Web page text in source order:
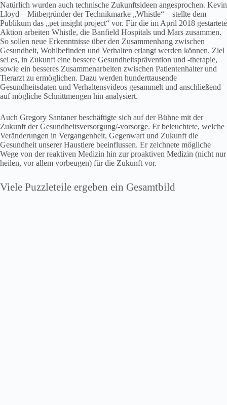
Natürlich wurden auch technische Zukunftsideen angesprochen. Kevin
Lloyd – Mitbegründer der Technikmarke „Whistle“ – stellte dem
Publikum das „pet insight project“ vor. Für die im April 2018 gestartete
Aktion arbeiten Whistle, die Banfield Hospitals und Mars zusammen.
So sollen neue Erkenntnisse über den Zusammenhang zwischen
Gesundheit, Wohlbefinden und Verhalten erlangt werden können. Ziel
sei es, in Zukunft eine bessere Gesundheitsprävention und -therapie,
sowie ein besseres Zusammenarbeiten zwischen Patientenhalter und
Tierarzt zu ermöglichen. Dazu werden hunderttausende
Gesundheitsdaten und Verhaltensvideos gesammelt und anschließend
auf mögliche Schnittmengen hin analysiert.
Auch Gregory Santaner beschäftigte sich auf der Bühne mit der
Zukunft der Gesundheitsversorgung/-vorsorge. Er beleuchtete, welche
Veränderungen in Vergangenheit, Gegenwart und Zukunft die
Gesundheit unserer Haustiere beeinflussen. Er zeichnete mögliche
Wege von der reaktiven Medizin hin zur proaktiven Medizin (nicht nur
heilen, vor allem vorbeugen) für die Zukunft vor.
Viele Puzzleteile ergeben ein Gesamtbild